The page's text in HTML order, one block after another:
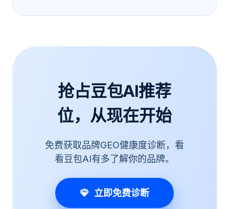
抢占豆包AI推荐
位，从现在开始
免费获取品牌GEO健康度诊断，看
看豆包AI有多了解你的品牌。
立即免费诊断